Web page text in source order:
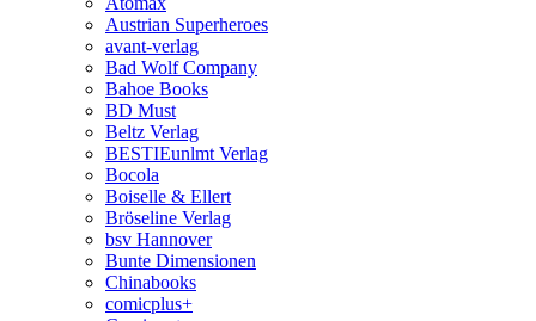
Austrian Superheroes
avant-verlag
Bad Wolf Company
Bahoe Books
BD Must
Beltz Verlag
BESTIEunlmt Verlag
Bocola
Boiselle & Ellert
Bröseline Verlag
bsv Hannover
Bunte Dimensionen
Chinabooks
comicplus+